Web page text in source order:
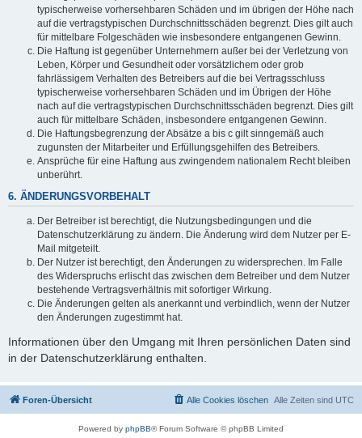
typischerweise vorhersehbaren Schäden und im übrigen der Höhe nach
auf die vertragstypischen Durchschnittsschäden begrenzt. Dies gilt auch
für mittelbare Folgeschäden wie insbesondere entgangenen Gewinn.
Die Haftung ist gegenüber Unternehmern außer bei der Verletzung von
Leben, Körper und Gesundheit oder vorsätzlichem oder grob
fahrlässigem Verhalten des Betreibers auf die bei Vertragsschluss
typischerweise vorhersehbaren Schäden und im Übrigen der Höhe
nach auf die vertragstypischen Durchschnittsschäden begrenzt. Dies gilt
auch für mittelbare Schäden, insbesondere entgangenen Gewinn.
Die Haftungsbegrenzung der Absätze a bis c gilt sinngemäß auch
zugunsten der Mitarbeiter und Erfüllungsgehilfen des Betreibers.
Ansprüche für eine Haftung aus zwingendem nationalem Recht bleiben
unberührt.
6. ÄNDERUNGSVORBEHALT
Der Betreiber ist berechtigt, die Nutzungsbedingungen und die
Datenschutzerklärung zu ändern. Die Änderung wird dem Nutzer per E-
Mail mitgeteilt.
Der Nutzer ist berechtigt, den Änderungen zu widersprechen. Im Falle
des Widerspruchs erlischt das zwischen dem Betreiber und dem Nutzer
bestehende Vertragsverhältnis mit sofortiger Wirkung.
Die Änderungen gelten als anerkannt und verbindlich, wenn der Nutzer
den Änderungen zugestimmt hat.
Informationen über den Umgang mit Ihren persönlichen Daten sind
in der Datenschutzerklärung enthalten.
Foren-Übersicht Alle Zeiten sind UTC
Alle Cookies löschen
Powered by phpBB® Forum Software © phpBB Limited